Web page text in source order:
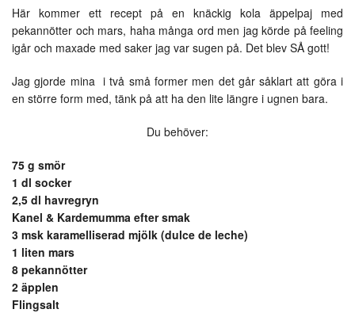
Här kommer ett recept på en knäckig kola äppelpaj med
pekannötter och mars, haha många ord men jag körde på feeling
igår och maxade med saker jag var sugen på. Det blev SÅ gott!
Jag gjorde mina i två små former men det går såklart att göra i
en större form med, tänk på att ha den lite längre i ugnen bara.
Du behöver:
75 g smör
1 dl socker
2,5 dl havregryn
Kanel & Kardemumma efter smak
3 msk karamelliserad mjölk (dulce de leche)
1 liten mars
8 pekannötter
2 äpplen
Flingsalt